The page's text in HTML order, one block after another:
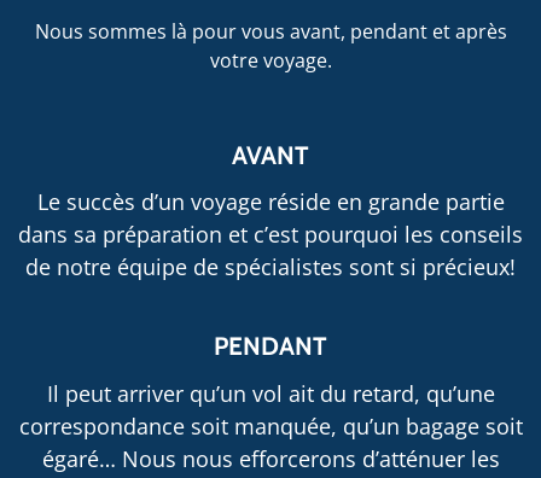
Nous sommes là pour vous avant, pendant et après
votre voyage.
AVANT
Le succès d’un voyage réside en grande partie
dans sa préparation et c’est pourquoi les conseils
de notre équipe de spécialistes sont si précieux!
PENDANT
Il peut arriver qu’un vol ait du retard, qu’une
correspondance soit manquée, qu’un bagage soit
égaré… Nous nous efforcerons d’atténuer les